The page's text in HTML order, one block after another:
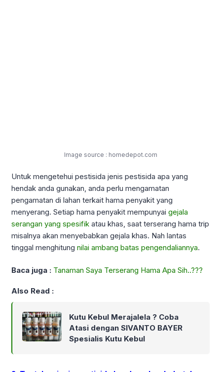
Image source : homedepot.com
Untuk mengetehui pestisida jenis pestisida apa yang
hendak anda gunakan, anda perlu mengamatan
pengamatan di lahan terkait hama penyakit yang
menyerang. Setiap hama penyakit mempunyai gejala
serangan yang spesifik atau khas, saat terserang hama trip
misalnya akan menyebabkan gejala khas. Nah lantas
tinggal menghitung nilai ambang batas pengendaliannya.
Baca juga : Tanaman Saya Terserang Hama Apa Sih..???
Also Read :
Kutu Kebul Merajalela ? Coba
Atasi dengan SIVANTO BAYER
Spesialis Kutu Kebul